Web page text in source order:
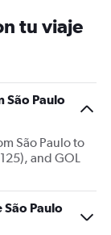
tu viaje
São Paulo
São Paulo to
and GOL
São Paulo